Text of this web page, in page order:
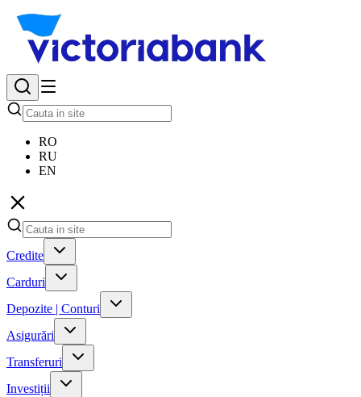
RO
RU
EN
Credite
Carduri
Depozite | Conturi
Asigurări
Transferuri
Investiții